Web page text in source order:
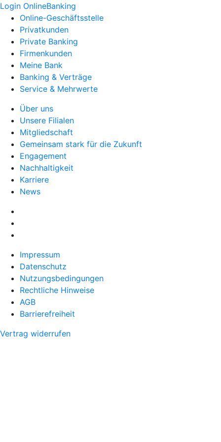
Login OnlineBanking
Online-Geschäftsstelle
Privatkunden
Private Banking
Firmenkunden
Meine Bank
Banking & Verträge
Service & Mehrwerte
Über uns
Unsere Filialen
Mitgliedschaft
Gemeinsam stark für die Zukunft
Engagement
Nachhaltigkeit
Karriere
News
Impressum
Datenschutz
Nutzungsbedingungen
Rechtliche Hinweise
AGB
Barrierefreiheit
Vertrag widerrufen